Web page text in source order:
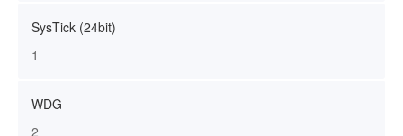
SysTick (24bit)
1
WDG
2